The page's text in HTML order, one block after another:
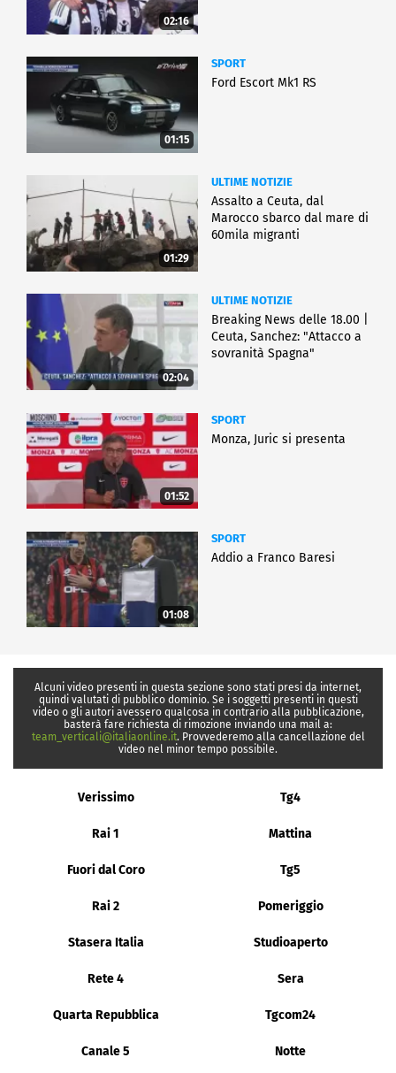
02:16
01:15
SPORT
Ford Escort Mk1 RS
01:29
ULTIME NOTIZIE
Assalto a Ceuta, dal
Marocco sbarco dal mare di
60mila migranti
02:04
ULTIME NOTIZIE
Breaking News delle 18.00 |
Ceuta, Sanchez: "Attacco a
sovranità Spagna"
01:52
SPORT
Monza, Juric si presenta
01:08
SPORT
Addio a Franco Baresi
Alcuni video presenti in questa sezione sono stati presi da internet,
quindi valutati di pubblico dominio. Se i soggetti presenti in questi
video o gli autori avessero qualcosa in contrario alla pubblicazione,
basterà fare richiesta di rimozione inviando una mail a:
team_verticali@italiaonline.it. Provvederemo alla cancellazione del
video nel minor tempo possibile.
Verissimo Tg4
Rai 1 Mattina
Fuori dal Coro Tg5
Rai 2 Pomeriggio
Stasera Italia Studioaperto
Rete 4 Sera
Quarta Repubblica Tgcom24
Canale 5 Notte